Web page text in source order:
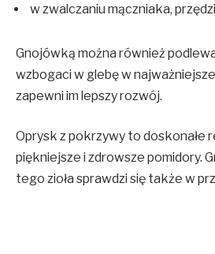
w zwalczaniu mączniaka,
Gnojówką można również
wzbogaci w glebę w
zapewni im lepszy rozwój.
Oprysk z pokrzywy to doskonałe
piękniejsze i zdrowsze pomidory.
tego zioła sprawdzi się także w